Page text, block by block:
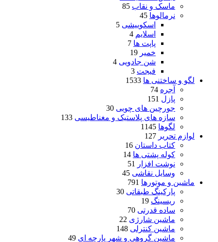
ماسک و نقاب 85
نرمالوها 45
اسکوییشی 5
اسلایم 4
پاپت ها 7
خمیر 19
شن جادویی 4
فیجت 3
لگو و ساختنی ها 1533
آجره 74
پازل 151
جورچین های چوبی 30
سازه های پلاستیک و مغناطیسی 133
لگوها 1145
لوازم تحریر 127
کتاب داستان 16
کوله پشتی ها 14
نوشت افزار
51
وسایل نقاشی 45
ماشین و موتورها 791
پارکینگ طبقاتی 30
ریسینگ 19
ساده قدرتی 70
ماشین شارژی 22
ماشین کنترلی 148
ماشین گروهی و شهر پارچه ای 49